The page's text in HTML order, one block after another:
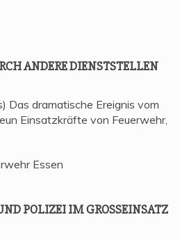
ANDE­RE DIENSTSTELLEN
Das dramatische Ereignis vom
Einsatzkräfte von Feuerwehr,
POLI­ZEI IM GROSSEINSATZ